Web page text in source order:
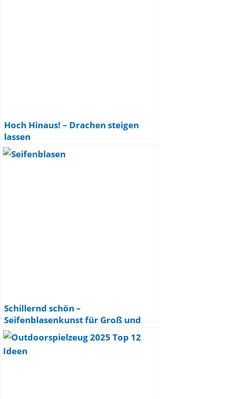
Hoch Hinaus! – Drachen steigen
lassen
Schillernd schön –
Seifenblasenkunst für Groß und
Klein